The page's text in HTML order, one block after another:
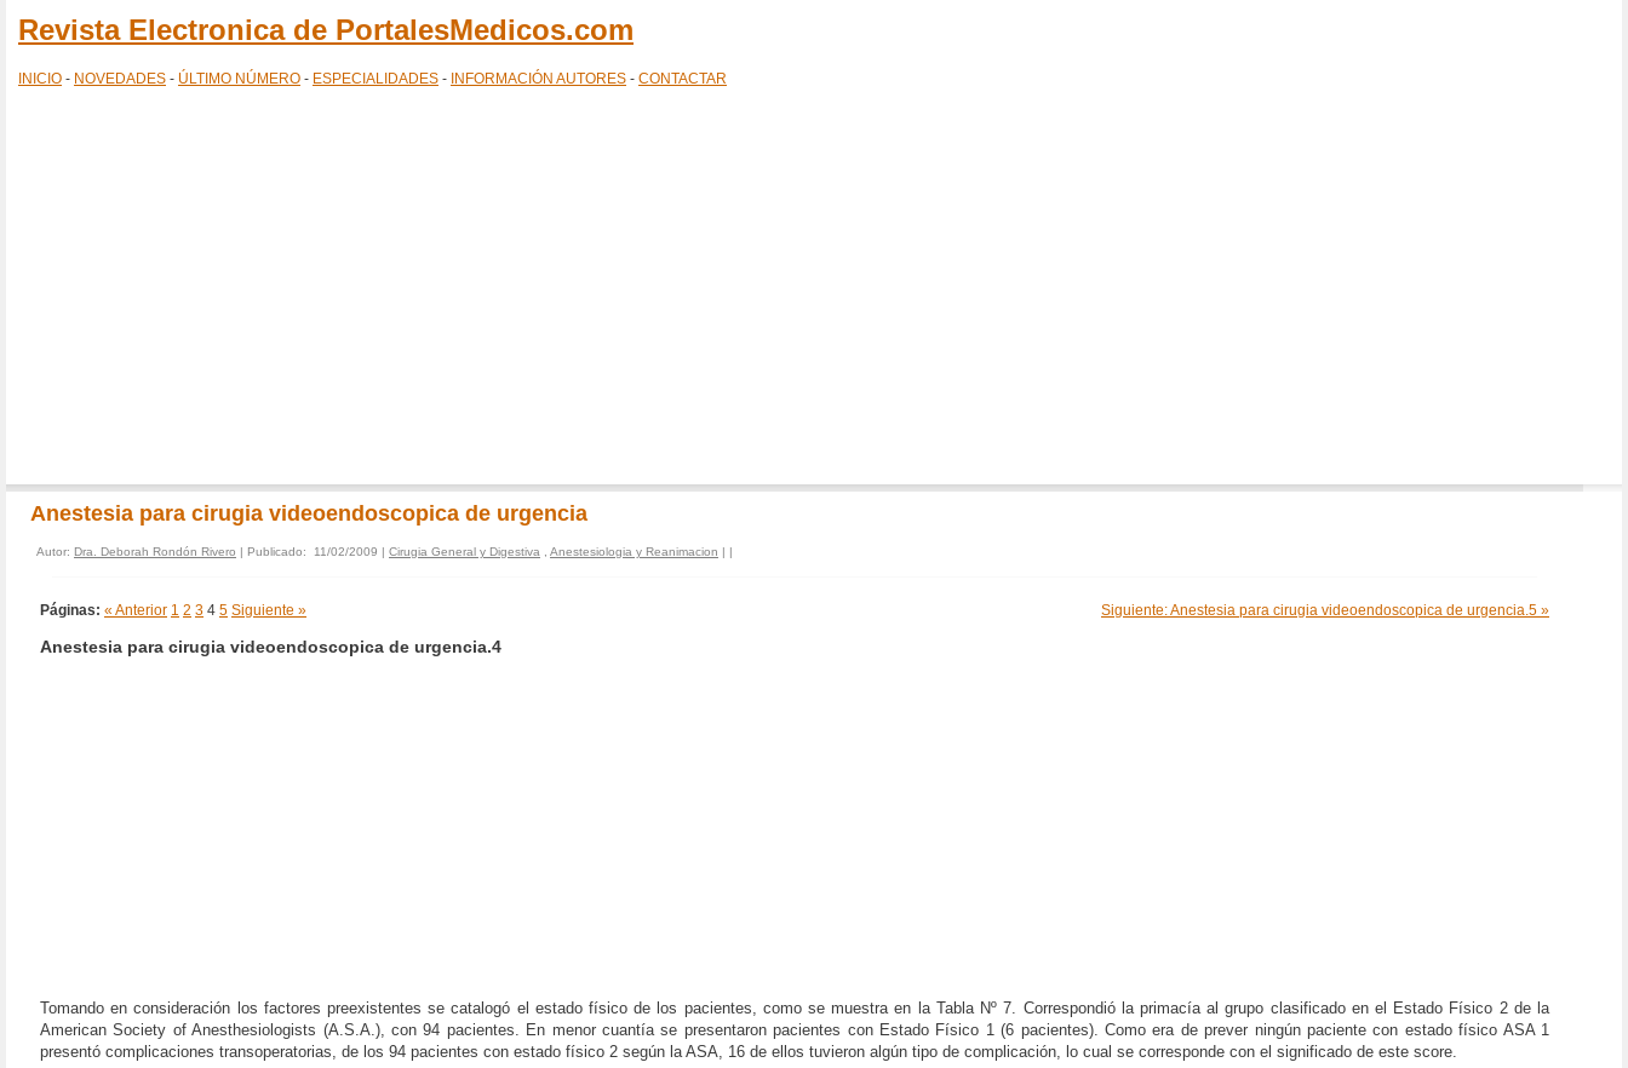
Revista Electronica de PortalesMedicos.com
INICIO - NOVEDADES - ÚLTIMO NÚMERO - ESPECIALIDADES - INFORMACIÓN AUTORES - CONTACTAR
Anestesia para cirugia videoendoscopica de urgencia
Autor: Dra. Deborah Rondón Rivero | Publicado: 11/02/2009 | Cirugia General y Digestiva Anestesiologia y Reanimacion | |
Páginas: « Anterior 1 2 3 4 5 Siguiente » Siguiente: Anestesia para cirugia videoendoscopica de urgencia.5 »
Anestesia para cirugia videoendoscopica de urgencia.4
Tomando en consideración los factores preexistentes se catalogó el estado físico de los pacientes, como se muestra en la Tabla Nº 7. Correspondió la primacía al grupo clasificado en el Estado Físico 2 de la
American Society of Anesthesiologists (A.S.A.), con 94 pacientes. En menor cuantía se presentaron pacientes con Estado Físico 1 (6 pacientes). Como era de prever ningún paciente con estado físico ASA 1
presentó complicaciones transoperatorias, de los 94 pacientes con estado físico 2 según la ASA, 16 de ellos tuvieron algún tipo de complicación, lo cual se corresponde con el significado de este score.